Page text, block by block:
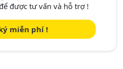
được tư vấn và hỗ trợ !
miễn phí !